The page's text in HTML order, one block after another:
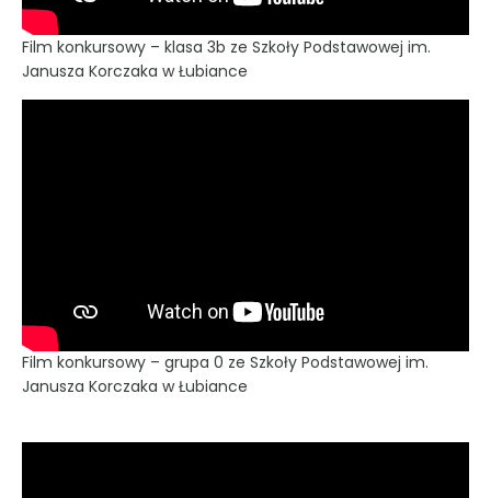
Film konkursowy – klasa 3b ze Szkoły Podstawowej im.
Janusza Korczaka w Łubiance
Film konkursowy – grupa 0 ze Szkoły Podstawowej im.
Janusza Korczaka w Łubiance